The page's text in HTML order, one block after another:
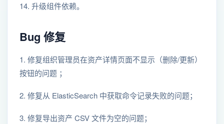
14. 升级组件依赖。
Bug 修复
1. 修复组织管理员在资产详情页面不显示（删除/更新）
按钮的问题 ；
2. 修复从 ElasticSearch 中获取命令记录失败的问题；
3. 修复导出资产 CSV 文件为空的问题；